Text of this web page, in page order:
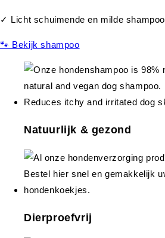
✓ Licht schuimende en milde shampoo
🐾 Bekijk shampoo
Natuurlijk & gezond
Dierproefvrij